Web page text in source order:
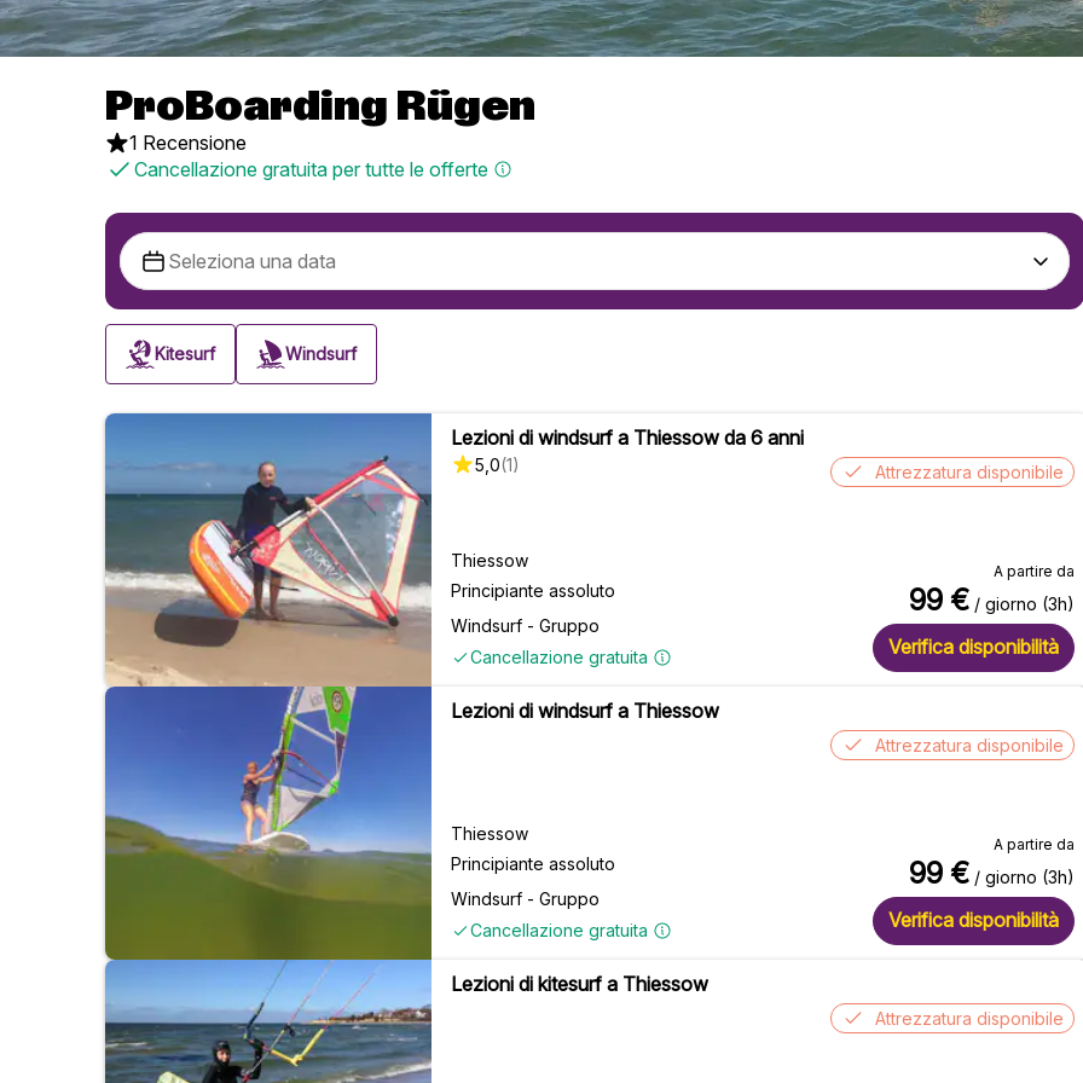
ProBoarding Rügen
1 Recensione
Cancellazione gratuita per tutte le offerte
Kitesurf Windsurf
Lezioni di windsurf a Thiessow da 6 anni
5,0(1)
Thiessow
Principiante assoluto
Windsurf - Gruppo
Cancellazione gratuita
Attrezzatura disponibile
A partire da
99 € / giorno (3h)
Verifica disponibilità
Lezioni di windsurf a Thiessow
Thiessow
Principiante assoluto
Windsurf - Gruppo
Cancellazione gratuita
Attrezzatura disponibile
A partire da
99 € / giorno (3h)
Verifica disponibilità
Lezioni di kitesurf a Thiessow
Attrezzatura disponibile